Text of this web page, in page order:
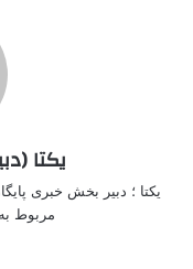
یکتا
یکتا ؛ دبیر بخش خبری
مربوط